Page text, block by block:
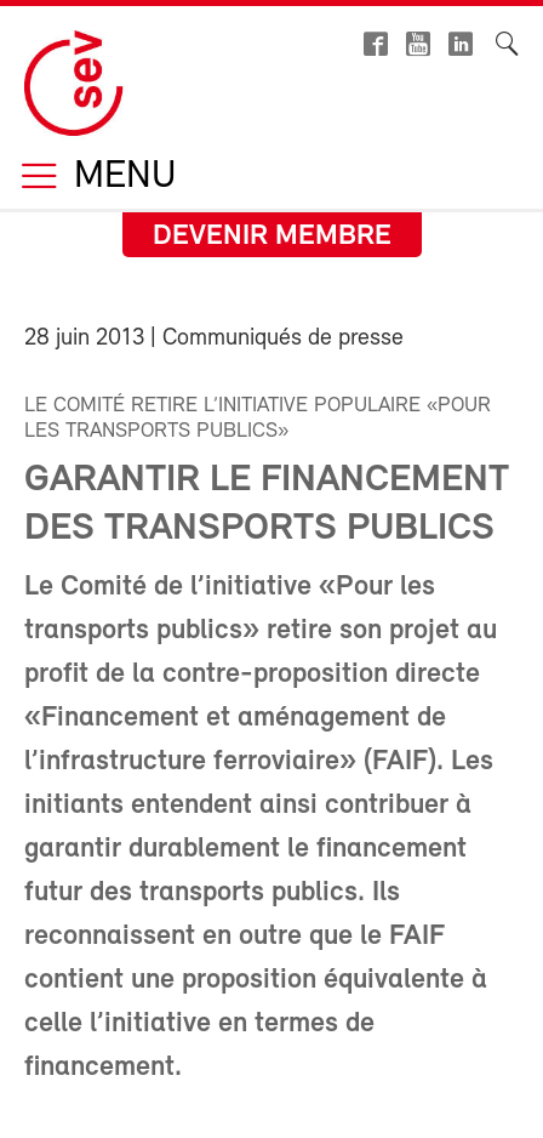
MENU
DEVENIR MEMBRE
28 juin 2013 | Communiqués de presse
LE COMITÉ RETIRE L’INITIATIVE POPULAIRE «POUR
LES TRANSPORTS PUBLICS»
GARANTIR LE FINANCEMENT
DES TRANSPORTS PUBLICS
Le Comité de l’initiative «Pour les
transports publics» retire son projet au
profit de la contre-proposition directe
«Financement et aménagement de
l’infrastructure ferroviaire» (FAIF). Les
initiants entendent ainsi contribuer à
garantir durablement le financement
futur des transports publics. Ils
reconnaissent en outre que le FAIF
contient une proposition équivalente à
celle l’initiative en termes de
financement.